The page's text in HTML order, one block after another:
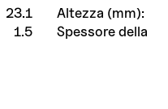
23.1
1.5
Altezza (mm):
Spessore della